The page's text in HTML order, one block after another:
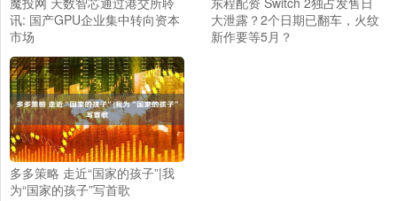
讯: 国产GPU企业集中转向资本
市场
大泄露？2个日期已翻车，火纹
新作要等5月？
多多策略 走近“国家的孩子”|我
为“国家的孩子”写首歌